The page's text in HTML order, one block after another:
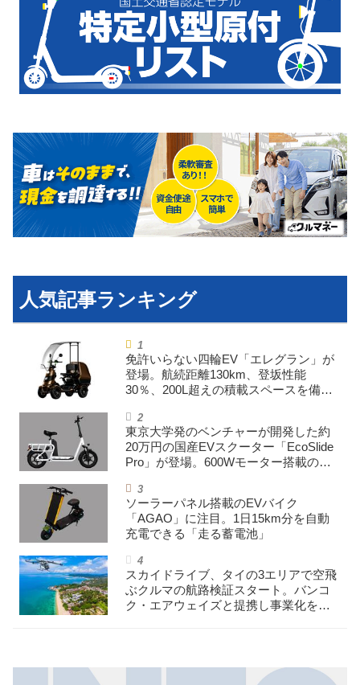
ライフスタイル
テクノロジー
運営会社
利用規約
プライバシーポリシー
お問い合せ
広告掲載について
免許いらない四輪EV「エレグラン」が
登場。航続距離130km、登坂性能
30％、200L超えの積載スペースを備え
東京大学発のベンチャーが開発した約
20万円の国産EVスクーター「EcoSlide
Pro」が登場。600Wモーター搭載のハ
ソーラーパネル搭載のEVバイク
「AGAO」に注目。1日15km分を自動
充電できる「走る蓄電池」
スカイドライブ、タイの3エリアで空飛
ぶクルマの航路検証スタート。バンコ
ク・エアウェイズと提携し事業化を目